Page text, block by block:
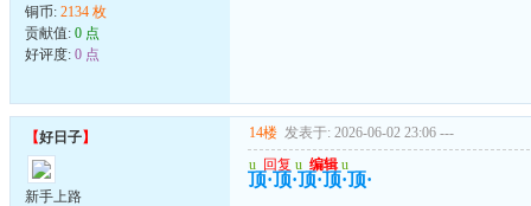
铜币: 2134 枚
贡献值: 0 点
好评度: 0 点
【好日子】
新手上路
14楼 发表于: 2026-06-02 23:06 ---
u 回复 u 编辑 u
顶·顶·顶·顶·顶·